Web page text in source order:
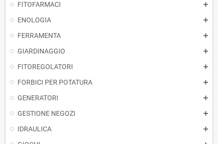
FITOFARMACI
ENOLOGIA
FERRAMENTA
GIARDINAGGIO
FITOREGOLATORI
FORBICI PER POTATURA
GENERATORI
GESTIONE NEGOZI
IDRAULICA